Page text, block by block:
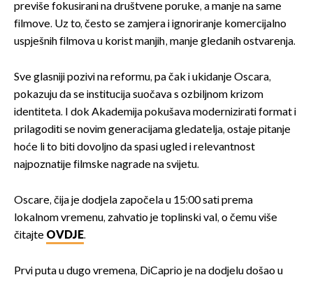
previše fokusirani na društvene poruke, a manje na same
filmove. Uz to, često se zamjera i ignoriranje komercijalno
uspješnih filmova u korist manjih, manje gledanih ostvarenja.
Sve glasniji pozivi na reformu, pa čak i ukidanje Oscara,
pokazuju da se institucija suočava s ozbiljnom krizom
identiteta. I dok Akademija pokušava modernizirati format i
prilagoditi se novim generacijama gledatelja, ostaje pitanje
hoće li to biti dovoljno da spasi ugled i relevantnost
najpoznatije filmske nagrade na svijetu.
Oscare, čija je dodjela započela u 15:00 sati prema
lokalnom vremenu, zahvatio je toplinski val, o čemu više
čitajte OVDJE.
Prvi puta u dugo vremena, DiCaprio je na dodjelu došao u